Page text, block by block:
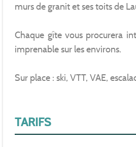
murs de granit et ses toits de
Chaque gîte vous procurera
imprenable sur les environs.
Sur place : ski, VTT, VAE,
TARIFS